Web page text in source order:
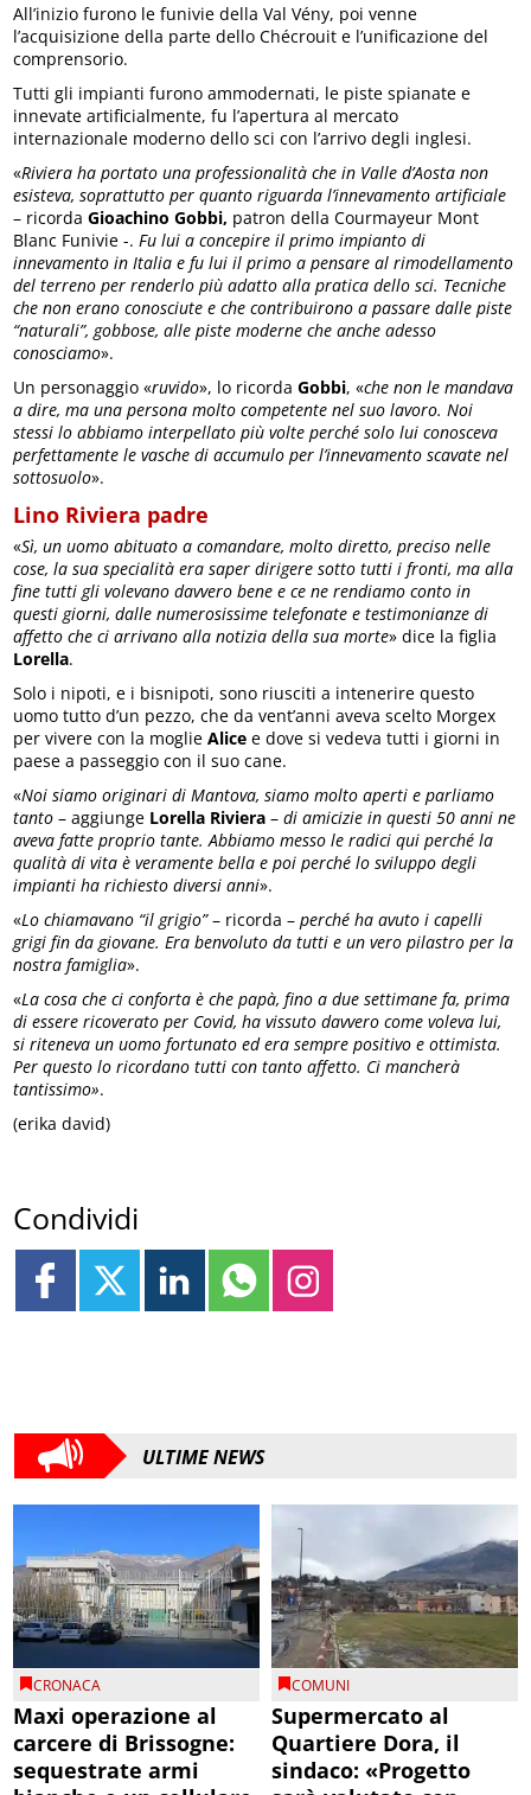
All’inizio furono le funivie della Val Vény, poi venne
l’acquisizione della parte dello Chécrouit e l’unificazione del
comprensorio.
Tutti gli impianti furono ammodernati, le piste spianate e
innevate artificialmente, fu l’apertura al mercato
internazionale moderno dello sci con l’arrivo degli inglesi.
«Riviera ha portato una professionalità che in Valle d’Aosta non
esisteva, soprattutto per quanto riguarda l’innevamento artificiale
– ricordaGioachino Gobbi, patron della Courmayeur Mont
Blanc Funivie -.Fu lui a concepire il primo impianto di
innevamento in Italia e fu lui il primo a pensare al rimodellamento
del terreno per renderlo più adatto alla pratica dello sci. Tecniche
che non erano conosciute e che contribuirono a passare dalle piste
“naturali”, gobbose, alle piste moderne che anche adesso
conosciamo».
Un personaggio «ruvido», lo ricordaGobbi, «che non le mandava
a dire, ma una persona molto competente nel suo lavoro. Noi
stessi lo abbiamo interpellato più volte perché solo lui conosceva
perfettamente le vasche di accumulo per l’innevamento scavate nel
sottosuolo».
Lino Riviera padre
«Sì, un uomo abituato a comandare, molto diretto, preciso nelle
cose, la sua specialità era saper dirigere sotto tutti i fronti, ma alla
fine tutti gli volevano davvero bene e ce ne rendiamo conto in
questi giorni, dalle numerosissime telefonate e testimonianze di
affetto che ci arrivano alla notizia della sua morte» dice la figlia
Lorella.
Solo i nipoti, e i bisnipoti, sono riusciti a intenerire questo
uomo tutto d’un pezzo, che da vent’anni aveva scelto Morgex
per vivere con la moglieAlice e dove si vedeva tutti i giorni in
paese a passeggio con il suo cane.
«Noi siamo originari di Mantova, siamo molto aperti e parliamo
tanto – aggiunge Lorella Riviera –di amicizie in questi 50 anni ne
aveva fatte proprio tante. Abbiamo messo le radici qui perché la
qualità di vita è veramente bella e poi perché lo sviluppo degli
impianti ha richiesto diversi anni».
«Lo chiamavano “il grigio”– ricorda –perché ha avuto i capelli
grigi fin da giovane. Era benvoluto da tutti e un vero pilastro per la
nostra famiglia».
«La cosa che ci conforta è che papà, fino a due settimane fa, prima
di essere ricoverato per Covid, ha vissuto davvero come voleva lui,
si riteneva un uomo fortunato ed era sempre positivo e ottimista.
Per questo lo ricordano tutti con tanto affetto. Ci mancherà
tantissimo».
(erika david)
Condividi
ULTIME NEWS
CRONACA
Maxi operazione al
carcere di Brissogne:
sequestrate armi
COMUNI
Supermercato al
Quartiere Dora, il
sindaco: «Progetto